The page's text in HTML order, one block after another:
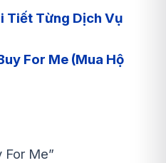
Tiết Từng Dịch Vụ
For Me (Mua Hộ
For Me”